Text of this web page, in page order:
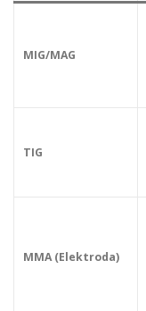
MIG/MAG
TIG
MMA (Elektroda)